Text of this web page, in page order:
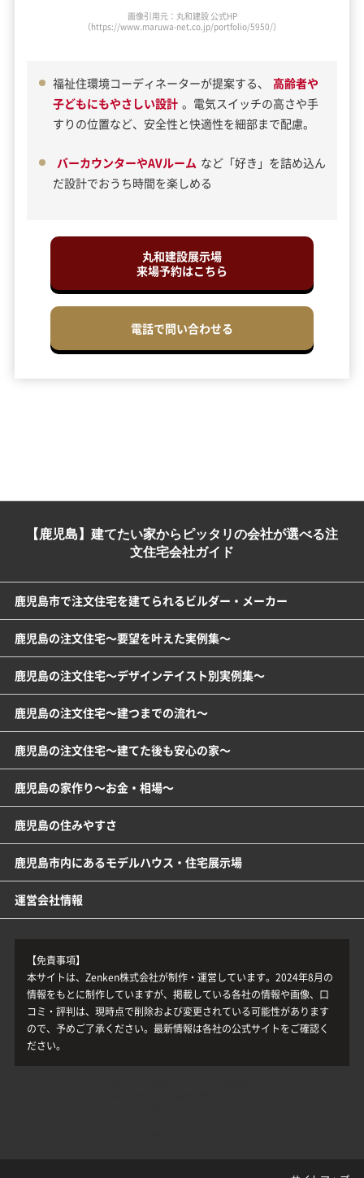
画像引用元：丸和建設 公式HP
（https://www.maruwa-net.co.jp/portfolio/5950/）
福祉住環境コーディネーターが提案する、
高齢者や
子どもにもやさしい設計 。電気スイッチの高さや手
すりの位置など、安全性と快適性を細部まで配慮。
バーカウンターやAVルーム など「好き」を詰め込ん
だ設計でおうち時間を楽しめる
丸和建設展示場
来場予約はこちら
電話で問い合わせる
【鹿児島】建てたい家からピッタリの会社が選べる注
文住宅会社ガイド
鹿児島市で注文住宅を建てられるビルダー・メーカー
鹿児島の注文住宅～要望を叶えた実例集～
鹿児島の注文住宅～デザインテイスト別実例集～
鹿児島の注文住宅～建つまでの流れ～
鹿児島の注文住宅～建てた後も安心の家～
鹿児島の家作り～お金・相場～
鹿児島の住みやすさ
鹿児島市内にあるモデルハウス・住宅展示場
運営会社情報
【免責事項】
本サイトは、Zenken株式会社が制作・運営しています。2024年8月の
情報をもとに制作していますが、掲載している各社の情報や画像、口
コミ・評判は、現時点で削除および変更されている可能性があります
ので、予めご了承ください。最新情報は各社の公式サイトをご確認く
ださい。